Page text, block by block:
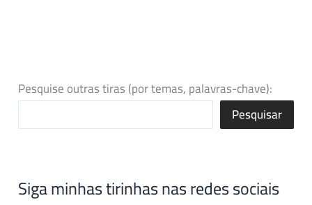
Pesquise outras tiras (por temas, palavras-chave):
Pesquisar
Siga minhas tirinhas nas redes sociais